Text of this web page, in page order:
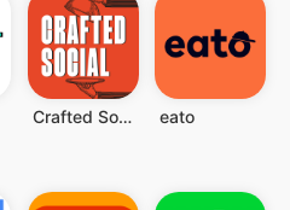
Crafted Social eato